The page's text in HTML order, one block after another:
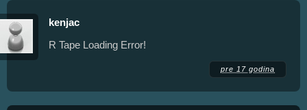
kenjac
R Tape Loading Error!
pre 17 godina